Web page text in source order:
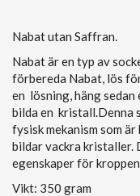
Nabat utan Saffran.
Nabatär en typ av
förbereda Nabat, lös
en lösning, häng
bilda en kristall.Denna
fysisk mekanism som
bildar vackra kristaller.
egenskaper för
Vikt: 350 gram